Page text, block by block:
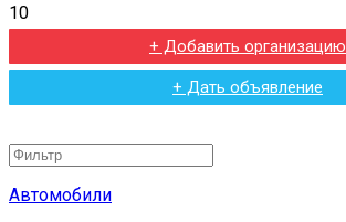
10
+ Добавить организацию
+ Дать объявление
Автомобили